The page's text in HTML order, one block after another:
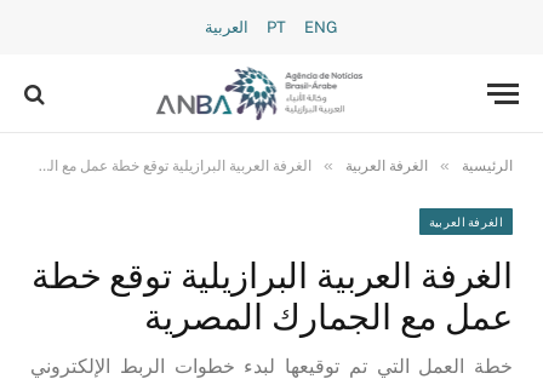
PT ENG العربية
الرئيسية » الغرفة العربية » الغرفة العربية البرازيلية توقع خطة عمل مع الجمارك المصرية
الغرفة العربية
الغرفة العربية البرازيلية توقع خطة
عمل مع الجمارك المصرية
خطة العمل التي تم توقيعها لبدء خطوات الربط الإلكتروني